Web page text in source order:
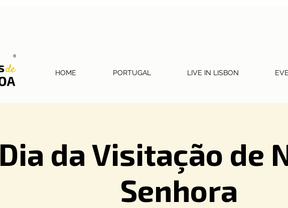
HOME PORTUGAL LIVE IN LISBON
Dia da Visitação de
Senhora